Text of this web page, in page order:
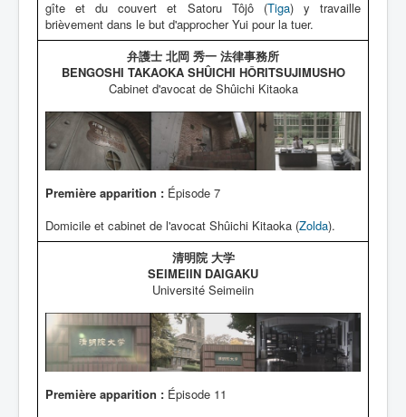
gîte et du couvert et Satoru Tôjô (Tiga) y travaille
brièvement dans le but d'approcher Yui pour la tuer.
弁護士 北岡 秀一 法律事務所
BENGOSHI TAKAOKA SHÛICHI HÔRITSUJIMUSHO
Cabinet d'avocat de Shûichi Kitaoka
Première apparition : Épisode 7
Domicile et cabinet de l'avocat Shûichi Kitaoka (Zolda).
清明院 大学
SEIMEIIN DAIGAKU
Université Seimeiin
Première apparition : Épisode 11